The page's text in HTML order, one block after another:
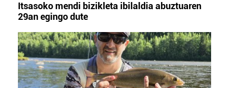
Itsasoko mendi bizikleta ibilaldia abuztuaren
29an egingo dute